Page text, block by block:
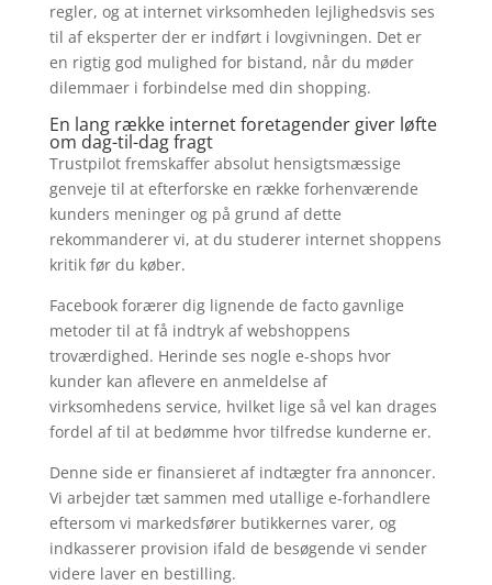
regler, og at internet virksomheden lejlighedsvis ses
til af eksperter der er indført i lovgivningen. Det er
en rigtig god mulighed for bistand, når du møder
dilemmaer i forbindelse med din shopping.
En lang række internet foretagender giver løfte
om dag-til-dag fragt
Trustpilot fremskaffer absolut hensigtsmæssige
genveje til at efterforske en række forhenværende
kunders meninger og på grund af dette
rekommanderer vi, at du studerer internet shoppens
kritik før du køber.
Facebook forærer dig lignende de facto gavnlige
metoder til at få indtryk af webshoppens
troværdighed. Herinde ses nogle e-shops hvor
kunder kan aflevere en anmeldelse af
virksomhedens service, hvilket lige så vel kan drages
fordel af til at bedømme hvor tilfredse kunderne er.
Denne side er finansieret af indtægter fra annoncer.
Vi arbejder tæt sammen med utallige e-forhandlere
eftersom vi markedsfører butikkernes varer, og
indkasserer provision ifald de besøgende vi sender
videre laver en bestilling.